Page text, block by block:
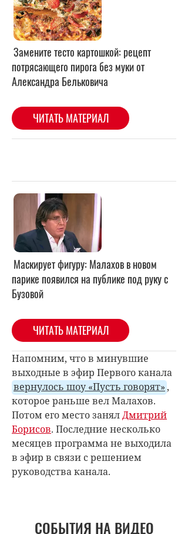
Маскирует фигуру: Малахов в новом
парике появился на публике под руку с
Бузовой
ЧИТАТЬ МАТЕРИАЛ
Напомним, что в минувшие
выходные в эфир Первого канала
вернулось шоу «Пусть говорят» ,
которое раньше вел Малахов.
Потом его место занялДмитрий
Борисов. Последние несколько
месяцев программа не выходила
в эфир в связи с решением
руководства канала.
СОБЫТИЯ НА ВИДЕО